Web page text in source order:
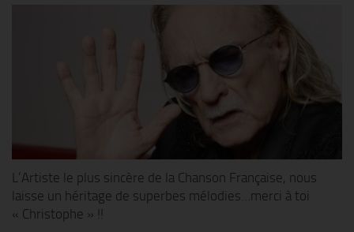
L’Artiste le plus sincère de la Chanson Française, nous
laisse un héritage de superbes mélodies…merci à toi
« Christophe » !!